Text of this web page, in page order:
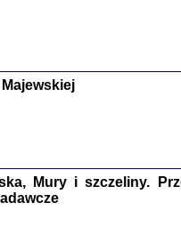
Engelking, Jan Grabowski
, oprac. i wstępem opatrzyła
Mury i szczeliny.